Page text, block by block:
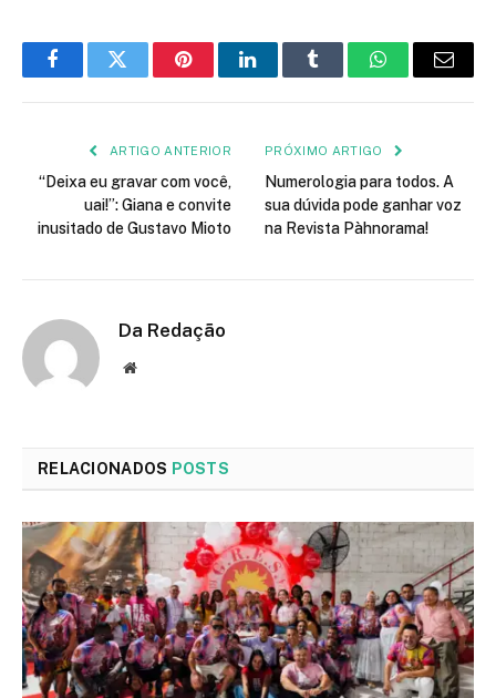
FacebookTwitter PinterestLinkedInTumblr WhatsApp
E-
ARTIGO ANTERIOR
“Deixa eu gravar com você,
uai!”: Giana e convite
inusitado de Gustavo Mioto
PRÓXIMO ARTIGO
Numerologia para todos. A
sua dúvida pode ganhar voz
na Revista Pàhnorama!
Da Redação
Site
RELACIONADOS POSTS